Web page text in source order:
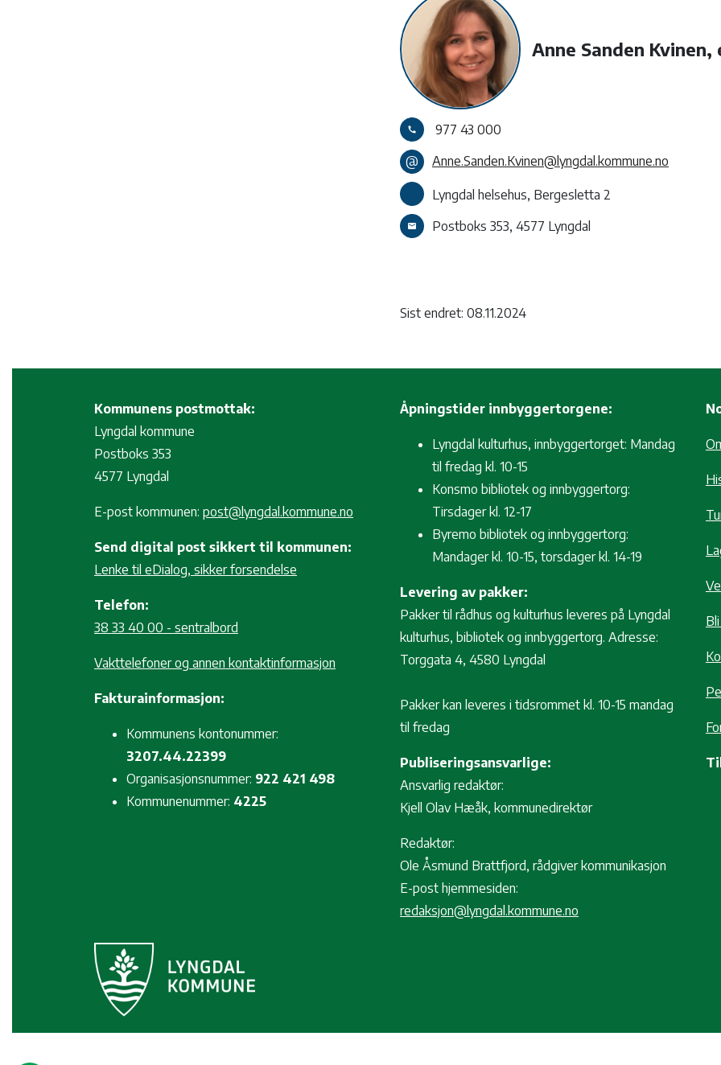
Anne Sanden
call
977 43 000
@
Anne.Sanden.Kvinen@lyngdal.kommune.no
Lyngdal helsehus, Bergesletta 2
email Postboks 353, 4577 Lyngdal
Sist endret: 08.11.2024
Kommunens postmottak:
Lyngdal kommune
Postboks 353
4577 Lyngdal
E-post kommunen: post@lyngdal.kommune.no
Send digital post sikkert til kommunen:
Lenke til eDialog, sikker forsendelse
Telefon:
38 33 40 00 - sentralbord
Vakttelefoner og annen kontaktinformasjon
Fakturainformasjon:
Kommunens kontonummer:
3207.44.22399
Organisasjonsnummer: 922 421 498
Kommunenummer: 4225
Åpningstider innbyggertorgene:
Lyngdal kulturhus, innbyggertorget: Mandag
til fredag kl. 10-15
Konsmo bibliotek og innbyggertorg:
Tirsdager kl. 12-17
Byremo bibliotek og innbyggertorg:
Mandager kl. 10-15, torsdager kl. 14-19
Levering av pakker:
Pakker til rådhus og kulturhus leveres på Lyngdal
kulturhus, bibliotek og innbyggertorg. Adresse:
Torggata 4, 4580 Lyngdal
Pakker kan leveres i tidsrommet kl. 10-15 mandag
til fredag
Publiseringsansvarlige:
Ansvarlig redaktør:
Kjell Olav Hæåk, kommunedirektør
Redaktør:
Ole Åsmund Brattfjord, rådgiver kommunikasjon
E-post hjemmesiden:
redaksjon@lyngdal.kommune.no